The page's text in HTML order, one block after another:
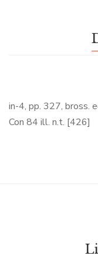
in-4, pp. 327, bross.
Con 84 ill. n.t. [426]